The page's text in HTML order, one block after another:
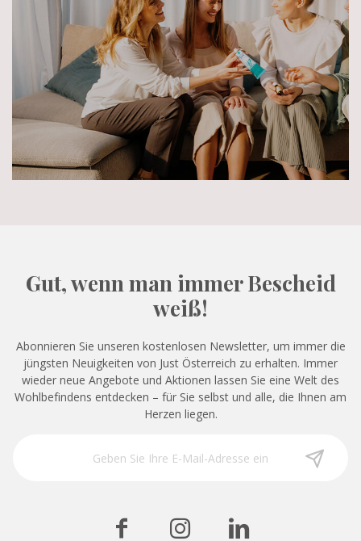
Gut, wenn man immer Bescheid
weiß!
Abonnieren Sie unseren kostenlosen Newsletter, um immer die
jüngsten Neuigkeiten von Just Österreich zu erhalten. Immer
wieder neue Angebote und Aktionen lassen Sie eine Welt des
Wohlbefindens entdecken – für Sie selbst und alle, die Ihnen am
Herzen liegen.